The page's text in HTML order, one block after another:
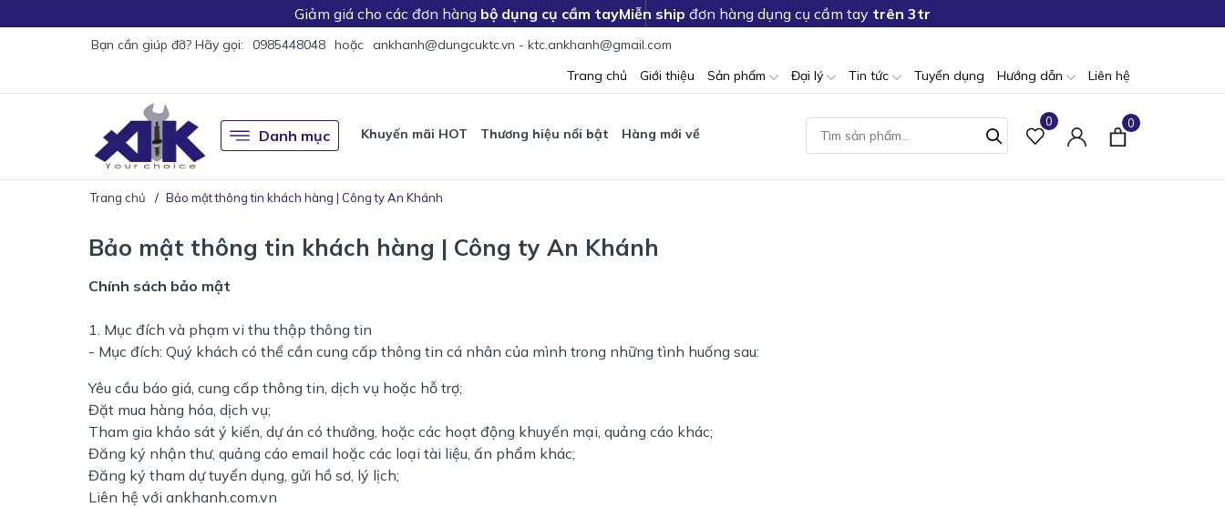
Giảm giá cho các đơn hàng bộ dụng cụ cầm tayMiễn ship đơn hàng dụng cụ cầm tay trên 3tr
Bạn cần giúp đỡ? Hãy gọi: 0985448048 hoặc ankhanh@dungcuktc.vn - ktc.ankhanh@gmail.com
Trang chủ
Giới thiệu Sản phẩm Đại lý Tin tức Tuyển dụng Hướng dẫn Liên hệ
Danh mục Khuyến mãi HOT Thương hiệu nổi bật Hàng mới về
0 0
Trang chủ Bảo mật thông tin khách hàng | Công ty An Khánh
Bảo mật thông tin khách hàng | Công ty An Khánh
Chính sách bảo mật
1. Mục đích và phạm vi thu thập thông tin
- Mục đích: Quý khách có thể cần cung cấp thông tin cá nhân của mình trong những tình huống sau:
Yêu cầu báo giá, cung cấp thông tin, dịch vụ hoặc hỗ trợ;
Đặt mua hàng hóa, dịch vụ;
Tham gia khảo sát ý kiến, dự án có thưởng, hoặc các hoạt động khuyến mại, quảng cáo khác;
Đăng ký nhận thư, quảng cáo email hoặc các loại tài liệu, ấn phẩm khác;
Đăng ký tham dự tuyển dụng, gửi hồ sơ, lý lịch;
Liên hệ với ankhanh.com.vn